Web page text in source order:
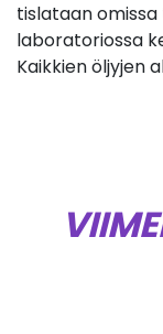
tislataan
laboratoriossa
Kaikkien öljyjen